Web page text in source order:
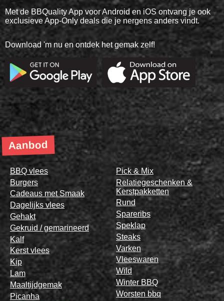
Met de BBQuality App voor Android en iOS ontvang je ook
exclusieve App-Only deals die je nergens anders vindt.
Download 'm nu en ontdek het gemak zelf!
Aanbod
BBQ vlees
Burgers
Cadeaus met Smaak
Dagelijks vlees
Gehakt
Gekruid / gemarineerd
Kalf
Kerst vlees
Kip
Lam
Maaltijdgemak
Picanha
Pick & Mix
Relatiegeschenken &
Kerstpakketten
Rund
Spareribs
Speklap
Steaks
Varken
Vleeswaren
Wild
Winter BBQ
Worsten bbq